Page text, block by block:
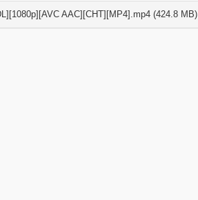
AAC][CHT][MP4].mp4 (424.8 MB)